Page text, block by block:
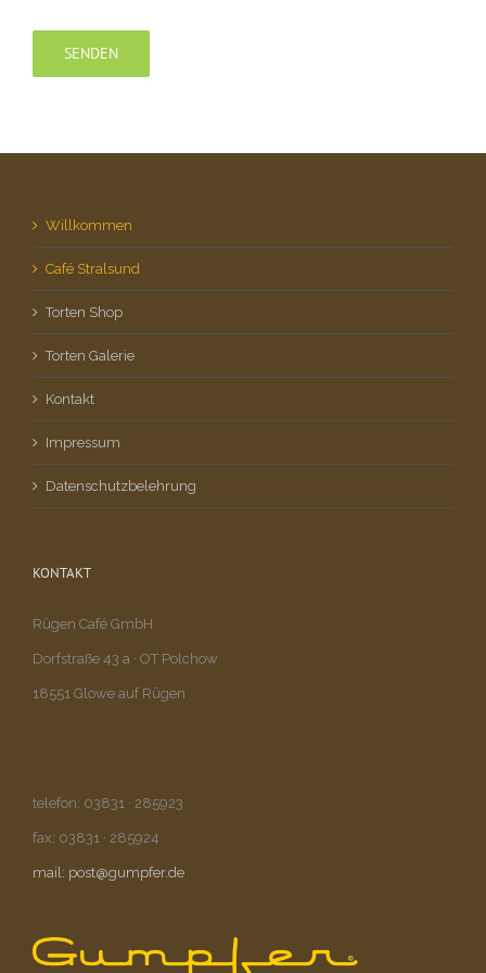
Willkommen
Café Stralsund
Torten Shop
Torten Galerie
Kontakt
Impressum
Datenschutzbelehrung
KONTAKT
Rügen Café GmbH
Dorfstraße 43 a · OT Polchow
18551 Glowe auf Rügen
telefon: 03831 · 285923
fax: 03831 · 285924
mail: post@gumpfer.de